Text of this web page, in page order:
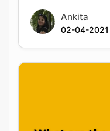
Ankita
02-04-2021